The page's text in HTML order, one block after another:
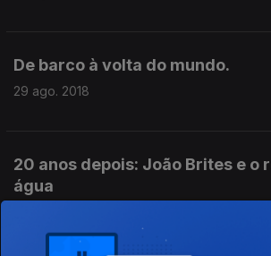
De barco à volta do mundo.
29 ago. 2018
20 anos depois: João Brites e o
água